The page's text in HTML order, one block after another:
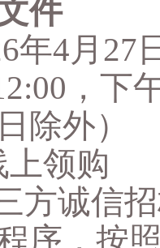
件
6年4 月 27
，下
除外）
上领购
方诚信
序，按